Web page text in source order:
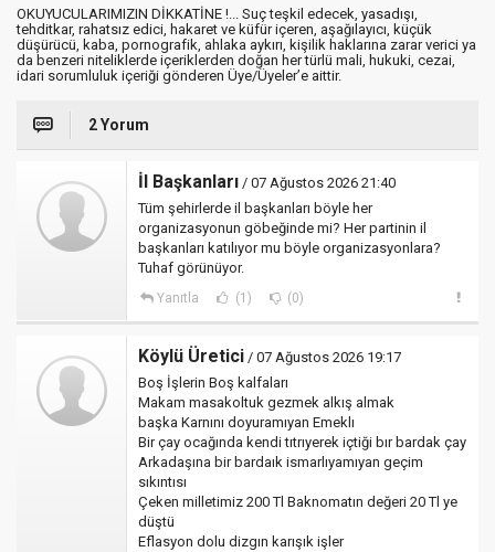
OKUYUCULARIMIZIN DİKKATİNE !... Suç teşkil edecek, yasadışı,
tehditkar, rahatsız edici, hakaret ve küfür içeren, aşağılayıcı, küçük
düşürücü, kaba, pornografik, ahlaka aykırı, kişilik haklarına zarar verici ya
da benzeri niteliklerde içeriklerden doğan her türlü mali, hukuki, cezai,
idari sorumluluk içeriği gönderen Üye/Üyeler’e aittir.
2 Yorum
İl Başkanları / 07 Ağustos 2026 21:40
Tüm şehirlerde il başkanları böyle her
organizasyonun göbeğinde mi? Her partinin il
başkanları katılıyor mu böyle organizasyonlara?
Tuhaf görünüyor.
Yanıtla (1) (0)
Köylü Üretici / 07 Ağustos 2026 19:17
Boş İşlerin Boş kalfaları
Makam masakoltuk gezmek alkış almak
başka Karnını doyuramıyan Emeklı
Bir çay ocağında kendi tıtrıyerek içtiği bır bardak çay
Arkadaşına bir bardaık ismarlıyamıyan geçim
sıkıntısı
Çeken milletimiz 200 Tl Baknomatın değeri 20 Tl ye
düştü
Eflasyon dolu dizgın karışık işler